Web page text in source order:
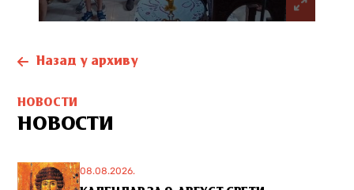
Назад у архиву
НОВОСТИ
НОВОСТИ
08.08.2026.